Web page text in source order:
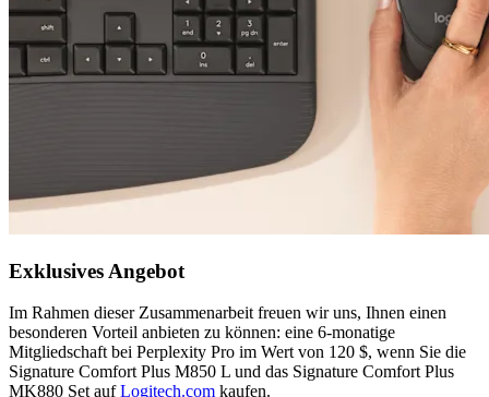
Exklusives Angebot
Im Rahmen dieser Zusammenarbeit freuen wir uns, Ihnen einen
besonderen Vorteil anbieten zu können: eine 6-monatige
Mitgliedschaft bei Perplexity Pro im Wert von 120 $, wenn Sie die
Signature Comfort Plus M850 L und das Signature Comfort Plus
MK880 Set aufLogitech.com kaufen.